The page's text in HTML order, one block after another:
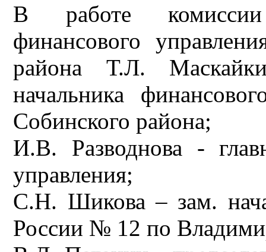
В работе комиссии
финансового
района Т.Л.
начальника
Собинского района;
И.В. Разводнова -
управления;
С.Н. Шикова – зам.
России № 12 по